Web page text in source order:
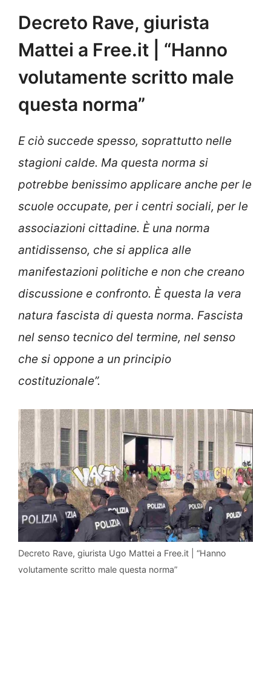
Decreto Rave, giurista
Mattei a Free.it | “Hanno
volutamente scritto male
questa norma”
E ciò succede spesso, soprattutto nelle
stagioni calde. Ma questa norma si
potrebbe benissimo applicare anche per le
scuole occupate, per i centri sociali, per le
associazioni cittadine. È una norma
antidissenso, che si applica alle
manifestazioni politiche e non che creano
discussione e confronto. È questa la vera
natura fascista di questa norma. Fascista
nel senso tecnico del termine, nel senso
che si oppone a un principio
costituzionale”.
Decreto Rave, giurista Ugo Mattei a Free.it | “Hanno
volutamente scritto male questa norma”